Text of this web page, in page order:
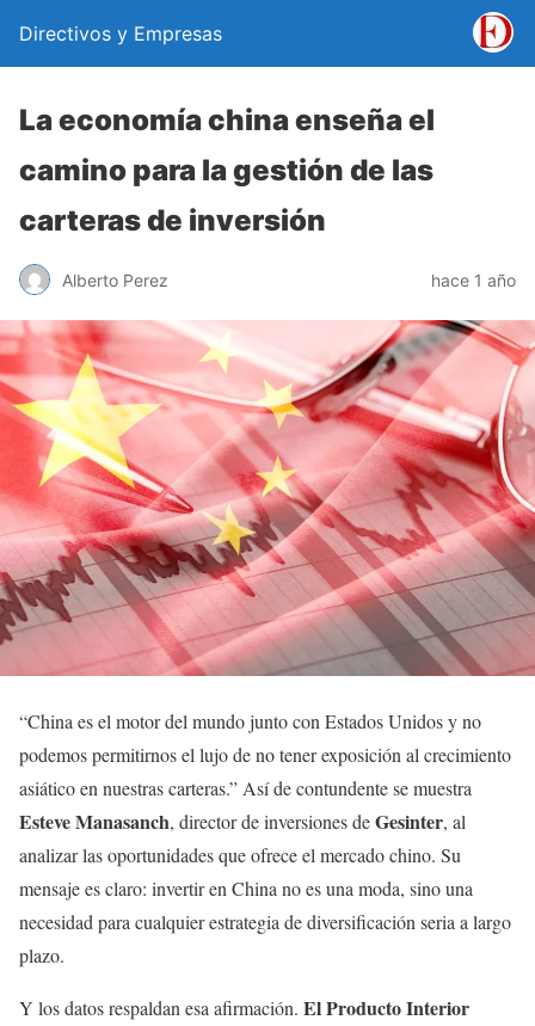
Directivos y Empresas
La economía china enseña el
camino para la gestión de las
carteras de inversión
Alberto Perez hace 1 año
“China es el motor del mundo junto con Estados Unidos y no
podemos permitirnos el lujo de no tener exposición al crecimiento
asiático en nuestras carteras.” Así de contundente se muestra
Esteve Manasanch, director de inversiones deGesinter, al
analizar las oportunidades que ofrece el mercado chino. Su
mensaje es claro: invertir en China no es una moda, sino una
necesidad para cualquier estrategia de diversificación seria a largo
plazo.
Y los datos respaldan esa afirmación. El Producto Interior